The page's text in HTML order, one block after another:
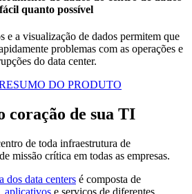
quanto possível
e a visualização de dados permitem que
problemas com as operações e
do data center.
DO PRODUTO
coração de sua TI
de toda infraestrutura de
missão crítica em todas as empresas.
dos data centers é composta de
aplicativos e serviços de diferentes